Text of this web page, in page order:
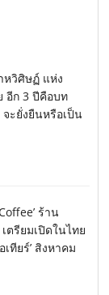
หวิศิษฏ์ แห่ง
อีก 3 ปีคือบท
ะยั่งยืนหรือเป็น
ร้าน
ตรียมเปิดในไทย
ทียร์’ สิงหาคม